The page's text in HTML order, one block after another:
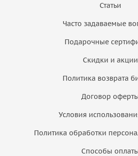
Статьи
Часто задаваемые
Подарочные
Скидки и акции
Политика возврата
Договор
Условия
Политика обработки
Способы